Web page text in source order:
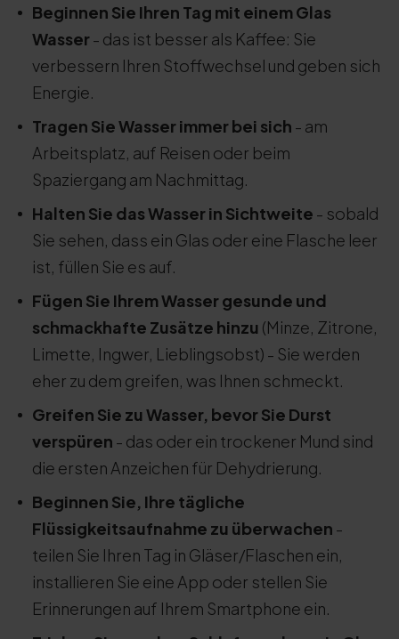
Beginnen Sie Ihren Tag mit einem Glas
Wasser- das ist besser als Kaffee: Sie
verbessern Ihren Stoffwechsel und geben sich
Energie.
Tragen Sie Wasser immer bei sich - am
Arbeitsplatz, auf Reisen oder beim
Spaziergang am Nachmittag.
Halten Sie das Wasser in Sichtweite - sobald
Sie sehen, dass ein Glas oder eine Flasche leer
ist, füllen Sie es auf.
Fügen Sie Ihrem Wasser gesunde und
schmackhafte Zusätze hinzu (Minze, Zitrone,
Limette, Ingwer, Lieblingsobst) - Sie werden
eher zu dem greifen, was Ihnen schmeckt.
Greifen Sie zu Wasser, bevor Sie Durst
verspüren - das oder ein trockener Mund sind
die ersten Anzeichen für Dehydrierung.
Beginnen Sie, Ihre tägliche
Flüssigkeitsaufnahme zu überwachen -
teilen Sie Ihren Tag in Gläser/Flaschen ein,
installieren Sie eine App oder stellen Sie
Erinnerungen auf Ihrem Smartphone ein.